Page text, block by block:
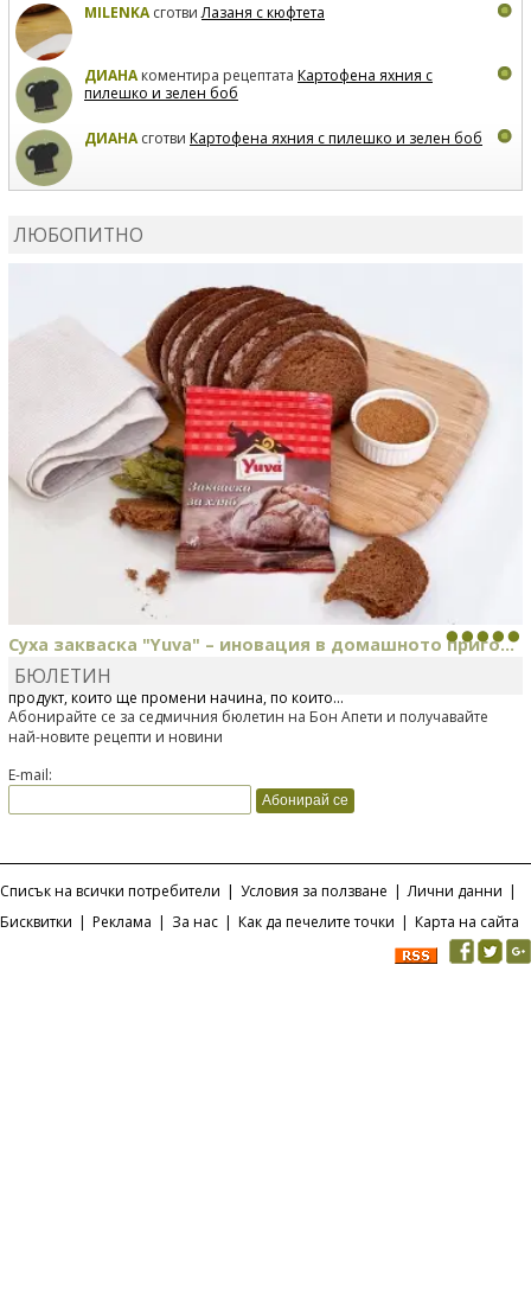
MILENKAсготвиЛазаня с кюфтета
ДИАНАкоментира рецептата Картофена яхния с
пилешко и зелен боб
ДИАНАсготви Картофена яхния с пилешко и зелен боб
ЛЮБОПИТНО
Суха закваска "Yuva" – иновация в домашното приго...
Отскоро Лесафр България стартира предлагането на изцяло нов
продукт, който ще промени начина, по който...
БЮЛЕТИН
Абонирайте се за седмичния бюлетин на Бон Апети и получавайте
най-новите рецепти и новини
E-mail:
Списък на всички потребители | Условия за ползване | Лични данни |
Бисквитки | Реклама | За нас | Как да печелите точки | Карта на сайта